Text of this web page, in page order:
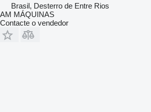
Brasil, Desterro de Entre Rios
AM MÁQUINAS
Contacte o vendedor